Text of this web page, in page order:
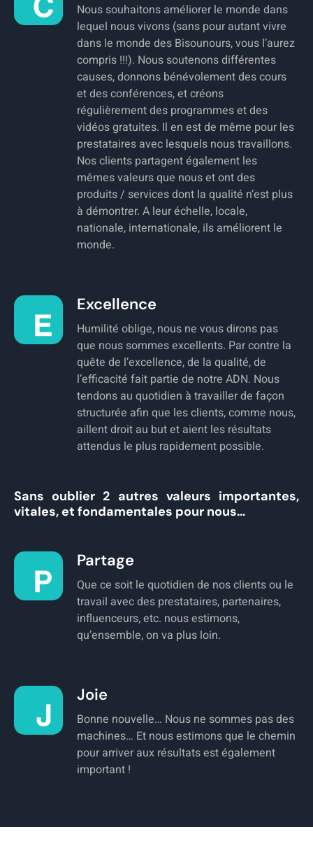
Nous souhaitons améliorer le monde dans
lequel nous vivons (sans pour autant vivre
dans le monde des Bisounours, vous l’aurez
compris !!!). Nous soutenons différentes
causes, donnons bénévolement des cours
et des conférences, et créons
régulièrement des programmes et des
vidéos gratuites. Il en est de même pour les
prestataires avec lesquels nous travaillons.
Nos clients partagent également les
mêmes valeurs que nous et ont des
produits / services dont la qualité n’est plus
à démontrer. A leur échelle, locale,
nationale, internationale, ils améliorent le
monde.
Excellence
Humilité oblige, nous ne vous dirons pas
que nous sommes excellents. Par contre la
quête de l’excellence, de la qualité, de
l’efficacité fait partie de notre ADN. Nous
tendons au quotidien à travailler de façon
structurée afin que les clients, comme nous,
aillent droit au but et aient les résultats
attendus le plus rapidement possible.
Sans oublier 2 autres valeurs importantes,
vitales, et fondamentales pour nous…
Partage
Que ce soit le quotidien de nos clients ou le
travail avec des prestataires, partenaires,
influenceurs, etc. nous estimons,
qu’ensemble, on va plus loin.
Joie
Bonne nouvelle… Nous ne sommes pas des
machines… Et nous estimons que le chemin
pour arriver aux résultats est également
important !